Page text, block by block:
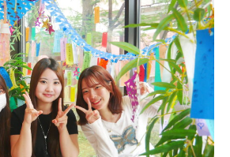
in Campus
総合図書館
ー